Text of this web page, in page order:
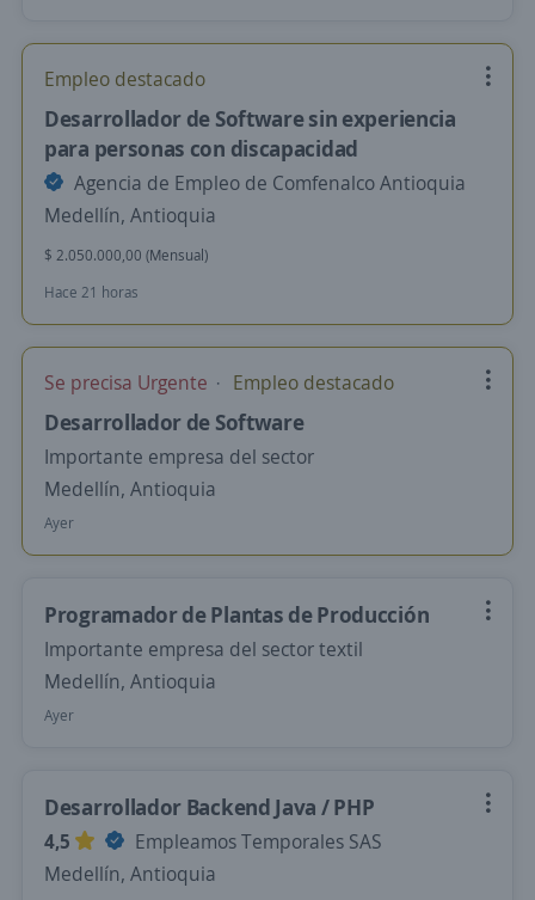
Empleo destacado
Desarrollador de Software sin experiencia
para personas con discapacidad
Agencia de Empleo de Comfenalco Antioquia
Medellín, Antioquia
$ 2.050.000,00 (Mensual)
Hace 21 horas
Se precisa Urgente Empleo destacado
Desarrollador de Software
Importante empresa del sector
Medellín, Antioquia
Ayer
Programador de Plantas de Producción
Importante empresa del sector textil
Medellín, Antioquia
Ayer
Desarrollador Backend Java / PHP
4,5
Empleamos Temporales SAS
Medellín, Antioquia